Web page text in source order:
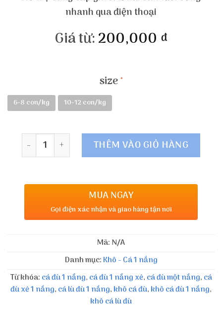
nhanh qua điện thoại
Giá từ:200,000 đ
size
6-8 con/kg 10-12 con/kg
Số lượng THÊM VÀO GIỎ HÀNG
MUA NGAY
Gọi điện xác nhận và giao hàng tận nơi
Mã: N/A
Danh mục: Khô - Cá 1 nắng
Từ khóa: cá đù 1 nắng, cá đù 1 nắng xẻ, cá đù một nắng, cá
đù xẻ 1 nắng, cá lù đù 1 nắng, khô cá đù, khô cá đù 1 nắng,
khô cá lù đù